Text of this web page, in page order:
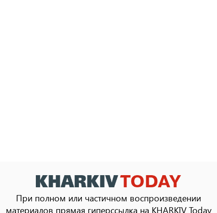
При полном или частичном воспроизведении
материалов прямая гиперссылка на KHARKIV Today